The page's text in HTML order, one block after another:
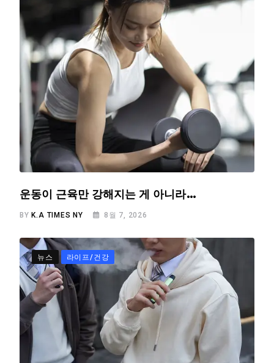
운동이 근육만 강해지는 게 아니라…
BY K.A TIMES NY 8월 7, 2026
뉴스 라이프/건강